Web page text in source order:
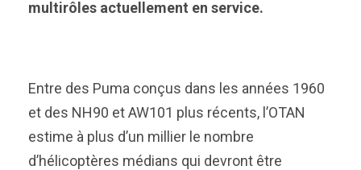
multirôles actuellement en service.
Entre des Puma conçus dans les années 1960
et des NH90 et AW101 plus récents, l’OTAN
estime à plus d’un millier le nombre
d’hélicoptères médians qui devront être